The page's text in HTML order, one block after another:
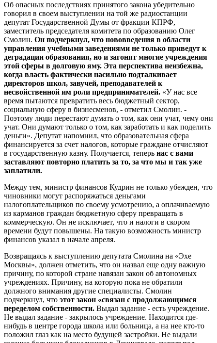
Об опасных последствиях принятого закона убедительно
говорил в своем выступлении на той же радиостанции
депутат Государственной Думы от фракции КПРФ,
заместитель председателя комитета по образованию Олег
Смолин. Он подчеркнул, что нововведения в области
управления учебными заведениями не только приведут к
деградации образования, но и загонят многие учреждения
этой сферы в долговую яму. Эта перспектива неизбежна,
когда власть фактически насильно подталкивает
директоров школ, завучей, преподавателей к
несвойственной им роли предпринимателей. «У нас все
время пытаются превратить весь бюджетный сектор,
социальную сферу в бизнесменов, - отметил Смолин. -
Поэтому люди перестают думать о том, как они учат, чему они
учат. Они думают только о том, как заработать и как поделить
деньги». Депутат напомнил, что образовательная сфера
финансируется за счет налогов, которые граждане отчисляют
в государственную казну. Получается, теперь нас с вами
заставляют повторно платить за то, за что мы и так уже
заплатили.
Между тем, министр финансов Кудрин не только убежден, что
чиновники могут распоряжаться деньгами
налогоплательщиков по своему усмотрению, а оплачиваемую
из карманов граждан бюджетную сферу превращать в
коммерческую. Он не исключает, что и налоги в скором
времени будут повышены. На такую возможность министр
финансов указал в начале апреля.
Возвращаясь к выступлению депутата Смолина на «Эхе
Москвы», должен отметить, что он назвал еще одну важную
причину, по которой стране навязан закон об автономных
учреждениях. Причину, на которую пока не обратили
должного внимания другие специалисты. Смолин
подчеркнул, что этот закон «связан с продолжающимся
переделом собственности. Выдал задание - есть учреждение.
Не выдал задание - закрылось учреждение. Находится где-
нибудь в центре города школа или больница, а на нее кто-то
положил глаз как на место будущей застройки. Не выдали